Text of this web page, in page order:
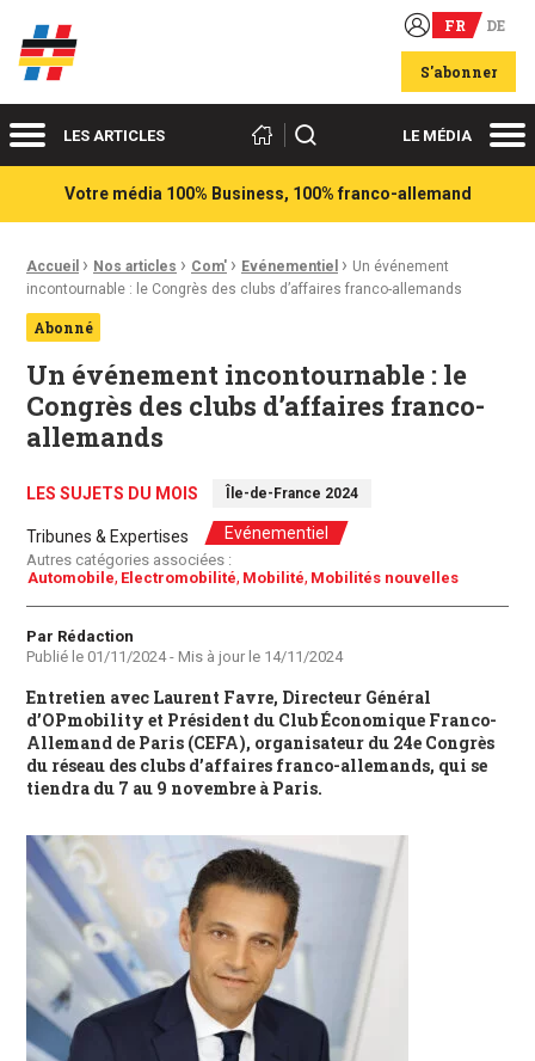
Acteurs du franco-allemand FR DE
S'abonner
MenuLES ARTICLES Rechercher LE MÉDIA
Votre média 100% Business, 100% franco-allemand
Fil d'Ariane :
Accueil › Nos articles › Com' › Evénementiel › Un événement
incontournable : le Congrès des clubs d’affaires franco-allemands
Abonné
Un événement incontournable : le
Congrès des clubs d’affaires franco-
allemands
LES SUJETS DU MOIS Île-de-France 2024
Tribunes & Expertises Evénementiel
Autres catégories associées :
Automobile Electromobilité Mobilité Mobilités nouvelles
Auteur
Par Rédaction
Publié le 01/11/2024- Mis à jour le 14/11/2024
Entretien avec Laurent Favre, Directeur Général
d’OPmobility et Président du Club Économique Franco-
Allemand de Paris (CEFA), organisateur du 24e Congrès
du réseau des clubs d’affaires franco-allemands, qui se
tiendra du 7 au 9 novembre à Paris.